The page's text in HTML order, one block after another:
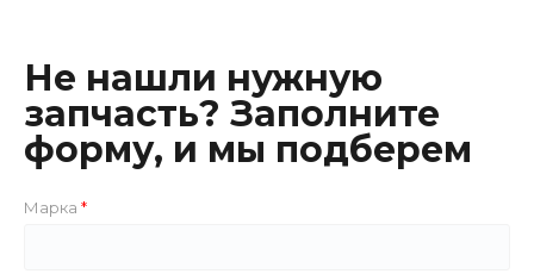
Не нашли нужную
запчасть? Заполните
форму, и мы подберем
Марка